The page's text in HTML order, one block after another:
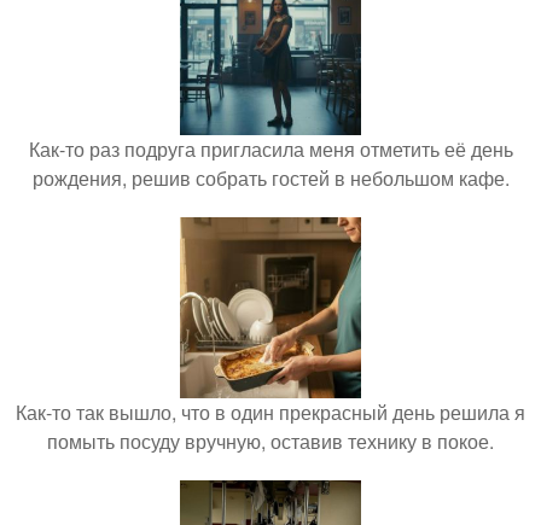
Как-то раз подруга пригласила меня отметить её день
рождения, решив собрать гостей в небольшом кафе.
Как-то так вышло, что в один прекрасный день решила я
помыть посуду вручную, оставив технику в покое.